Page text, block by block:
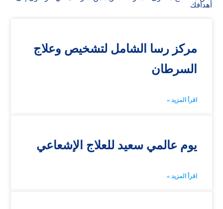
أهدافك
مركز رسا الشامل لتشخيص وعلاج
السرطان
اقرأ المزيد »
يوم عالمي سعيد للعلاج الإشعاعي
اقرأ المزيد »